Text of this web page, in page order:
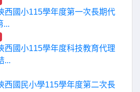
西國小115學年度第一次長期代
...
西國小115學年度科技教育代理
...
西國民小學115學年度第二次長